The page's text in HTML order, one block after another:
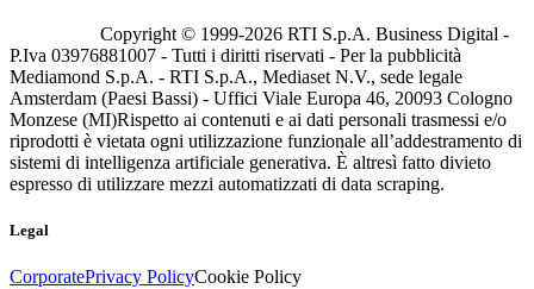
Copyright © 1999-2026 RTI S.p.A. Business Digital -
P.Iva 03976881007 - Tutti i diritti riservati - Per la pubblicità
Mediamond S.p.A. - RTI S.p.A., Mediaset N.V., sede legale
Amsterdam (Paesi Bassi) - Uffici Viale Europa 46, 20093 Cologno
Monzese (MI)Rispetto ai contenuti e ai dati personali trasmessi e/o
riprodotti è vietata ogni utilizzazione funzionale all’addestramento di
sistemi di intelligenza artificiale generativa. È altresì fatto divieto
espresso di utilizzare mezzi automatizzati di data scraping.
Legal
CorporatePrivacy PolicyCookie Policy